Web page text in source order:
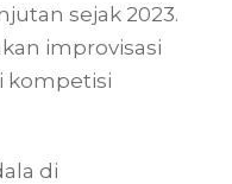
sejak 2023.
improvisasi
kompetisi
di